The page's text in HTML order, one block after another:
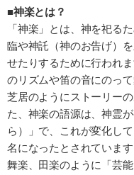
■神楽とは？
「神楽」とは、神を祀る
臨や神託（神のお告げ）
せたりするために行われ
のリズムや笛の音にのっ
芝居のようにストーリー
た、神楽の語源は、神霊
ら）」で、これが変化し
名になったとされていま
舞楽、田楽のように「芸